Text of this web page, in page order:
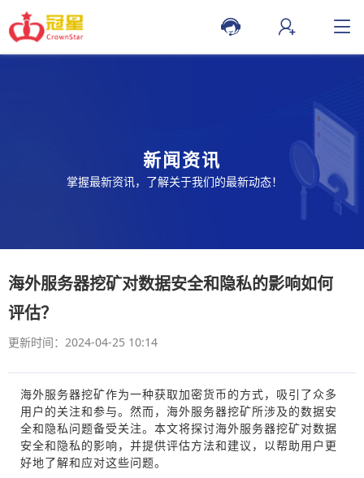
新闻资讯
掌握最新资讯，了解关于我们的最新动态！
海外服务器挖矿对数据安全和隐私的影响如何
评估？
更新时间：2024-04-25 10:14
海外服务器挖矿作为一种获取加密货币的方式，吸引了众多
用户的关注和参与。然而，海外服务器挖矿所涉及的数据安
全和隐私问题备受关注。本文将探讨海外服务器挖矿对数据
安全和隐私的影响，并提供评估方法和建议，以帮助用户更
好地了解和应对这些问题。